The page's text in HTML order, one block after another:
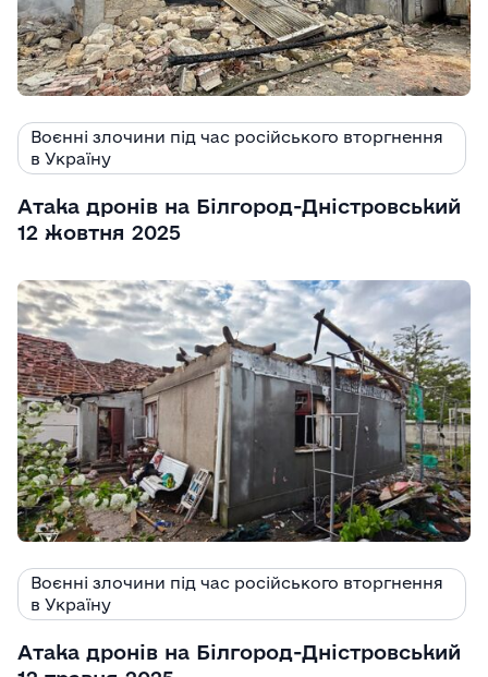
Воєнні злочини під час російського вторгнення
в Україну
Атака дронів на Білгород-Дністровський
12 жовтня 2025
Воєнні злочини під час російського вторгнення
в Україну
Атака дронів на Білгород-Дністровський